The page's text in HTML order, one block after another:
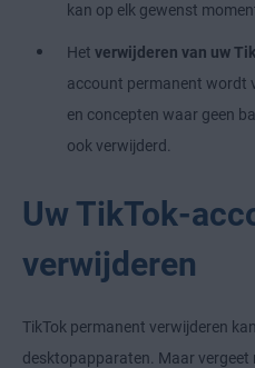
kan op elk gewenst
Het verwijderen van uw
account permanent wordt
en concepten waar geen
ook verwijderd.
Uw TikTok-
verwijderen
TikTok permanent verwijderen
desktopapparaten. Maar